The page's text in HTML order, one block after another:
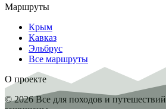
Маршруты
Крым
Кавказ
Эльбрус
Все маршруты
О проекте
© 2026 Все для походов и